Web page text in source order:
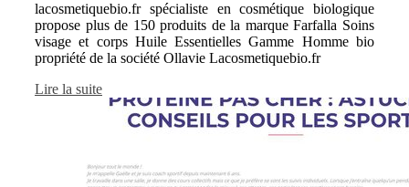
lacosmetiquebio.fr spécialiste en cosmétique biologique
propose plus de 150 produits de la marque Farfalla Soins
visage et corps Huile Essentielles Gamme Homme bio
propriété de la société Ollavie Lacosmetiquebio.fr
Lire la suite